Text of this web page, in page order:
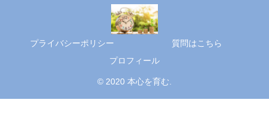
プライバシーポリシー
質問はこちら
プロフィール
© 2020 本心を育む.